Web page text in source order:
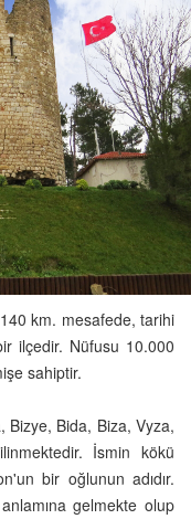
km. mesafede, tarihi
ilçedir. Nüfusu 10.000
sahiptir.
Bizye, Bida, Biza, Vyza,
İsmin kökü
bir oğlunun adıdır.
gelmekte olup